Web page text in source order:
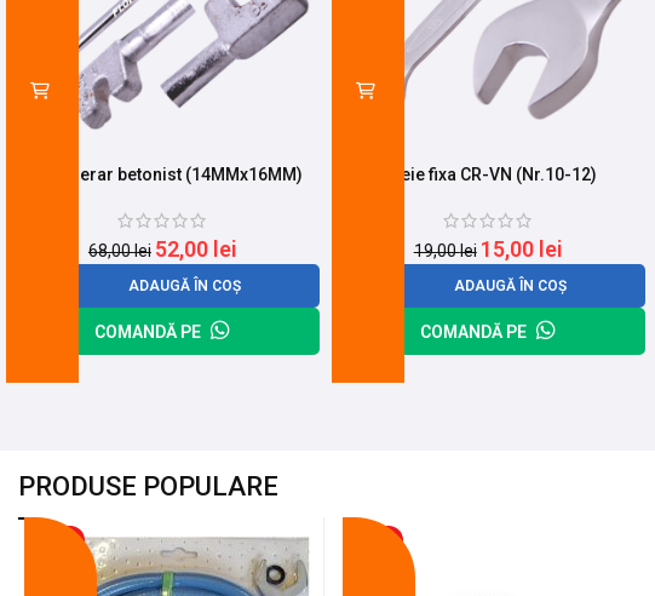
Cheie fierar betonist (14MMx16MM)
68,00lei 52,00 lei
ADAUGĂ ÎN COȘ
COMANDĂ PE
Cheie fixa CR-VN (Nr.10-12)
19,00lei 15,00 lei
ADAUGĂ ÎN COȘ
COMANDĂ PE
PRODUSE POPULARE